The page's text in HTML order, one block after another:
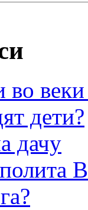
веки
дети?
дачу